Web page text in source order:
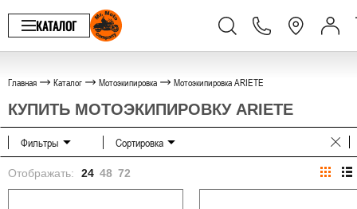
КАТАЛОГ
Главная Каталог Мотоэкипировка Мотоэкипировка ARIETE
КУПИТЬ МОТОЭКИПИРОВКУ ARIETE
Фильтры Сортировка
Отображать: 24 48 72